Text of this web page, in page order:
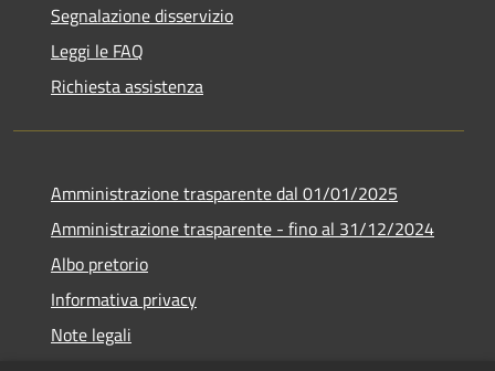
Segnalazione disservizio
Leggi le FAQ
Richiesta assistenza
Amministrazione trasparente dal 01/01/2025
Amministrazione trasparente - fino al 31/12/2024
Albo pretorio
Informativa privacy
Note legali